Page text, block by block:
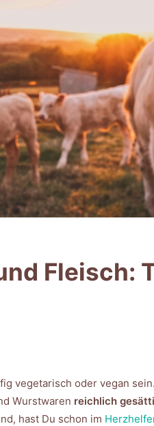
Fleisch:
vegetarisch oder vegan
Wurstwaren reichlich
hast Du schon im